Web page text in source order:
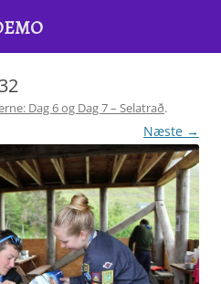
Dag 6 og Dag 7 – Selatrað.
Næste →